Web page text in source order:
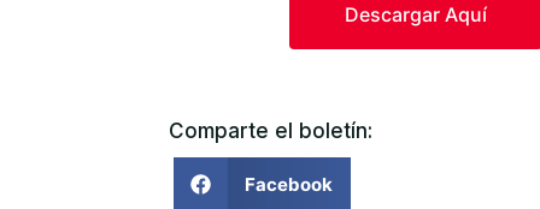
Descargar Aquí
Comparte el boletín:
Facebook